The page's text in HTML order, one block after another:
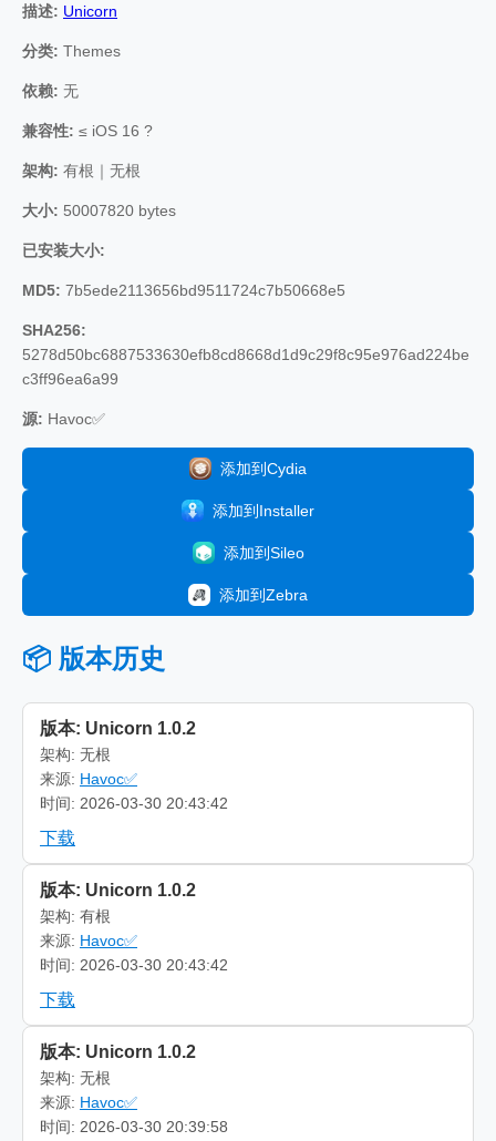
描述: Unicorn
分类: Themes
依赖: 无
兼容性: ≤ iOS 16 ?
架构: 有根｜无根
大小: 50007820 bytes
已安装大小:
MD5: 7b5ede2113656bd9511724c7b50668e5
SHA256:
5278d50bc6887533630efb8cd8668d1d9c29f8c95e976ad224be
c3ff96ea6a99
源: Havoc✅
添加到Cydia
添加到Installer
添加到Sileo
添加到Zebra
📦 版本历史
版本: Unicorn 1.0.2
架构: 无根
来源: Havoc✅
时间: 2026-03-30 20:43:42
下载
版本: Unicorn 1.0.2
架构: 有根
来源: Havoc✅
时间: 2026-03-30 20:43:42
下载
版本: Unicorn 1.0.2
架构: 无根
来源: Havoc✅
时间: 2026-03-30 20:39:58